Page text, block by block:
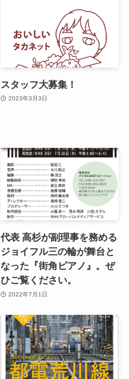
スタッフ大募集！
2023年3月3日
代表 高杉が副理事を務める
ジョイフル三の輪が舞台と
なった『街角ピアノ』。ぜ
ひご覧ください。
2022年7月1日